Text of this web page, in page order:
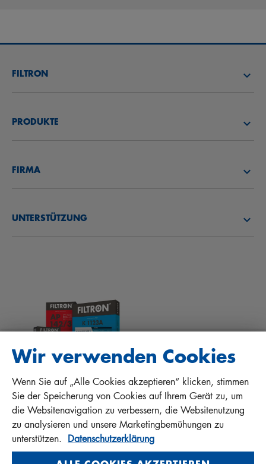
FILTRON
PRODUKTE
PROTECT+
FIRMA
UNTERSTÜTZUNG
FAQ
MANN+HUMMEL FT Poland
Sp. z o. o. Sp. k.
ul. Wrocławska 145, 63-800 GOSTYŃ, POLAND
Privacy Statement
Imprint
Wir verwenden Cookies
Wenn Sie auf „Alle Cookies akzeptieren“ klicken, stimmen
Sie der Speicherung von Cookies auf Ihrem Gerät zu, um
die Websitenavigation zu verbessern, die Websitenutzung
zu analysieren und unsere Marketingbemühungen zu
unterstützen. Datenschutzerklärung